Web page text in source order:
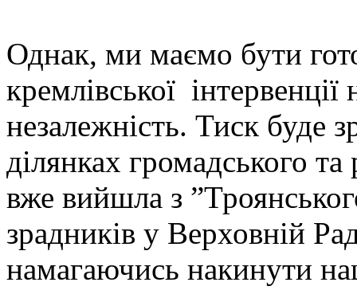
Однак, ми маємо бути
кремлівської
незалежність. Тиск буде
ділянках громадського
вже вийшла з
зрадників у Верховній
намагаючись накинути